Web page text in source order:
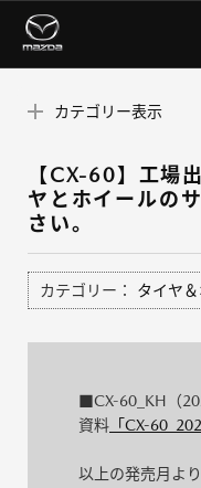
カテゴリー表示
【CX-60】工場
ヤとホイールの
さい。
カテゴリー： タイヤ
■CX-60_KH（
資料 「CX-
以上の発売月よ